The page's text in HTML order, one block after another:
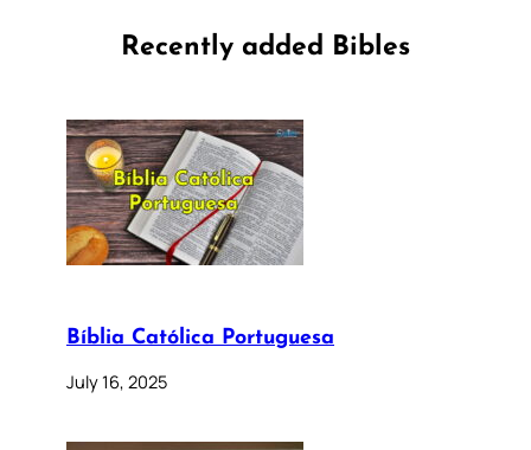
Recently added Bibles
Bíblia Católica Portuguesa
July 16, 2025